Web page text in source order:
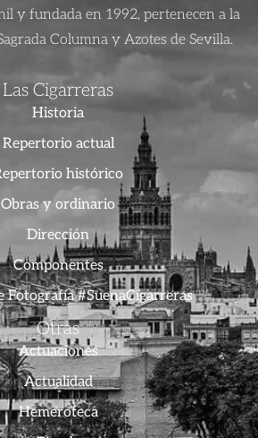
y fundada en 1992, pertenecen a la
Columna y Azotes de Sevilla.
Las Cigarreras
Historia
Repertorio actual
histórico
Obras y ordinario
Dirección
Componentes
Fotografía #SuenaCigarreras
Otras
Actuaciones
Actualidad
Hemeroteca